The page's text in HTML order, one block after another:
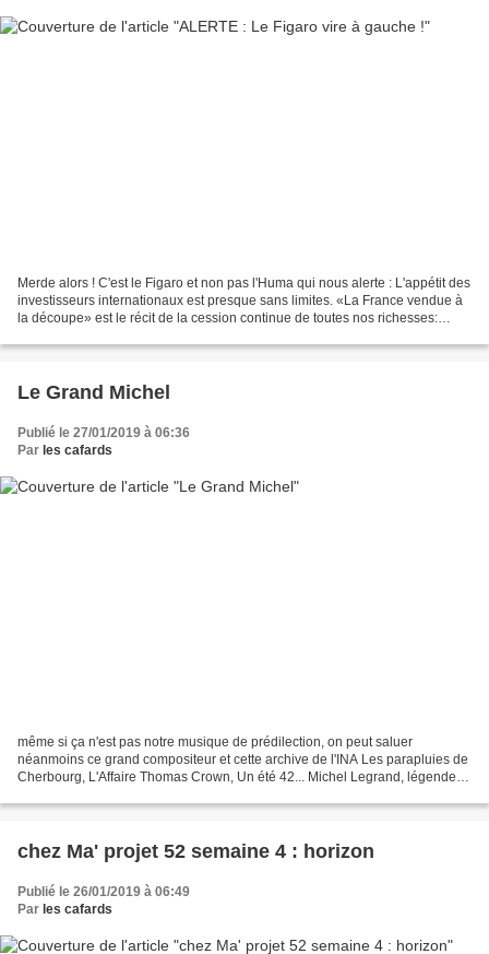
Merde alors ! C'est le Figaro et non pas l'Huma qui nous alerte : L'appétit des
investisseurs internationaux est presque sans limites. «La France vendue à
la découpe» est le récit de la cession continue de toutes nos richesses:
Le Grand Michel
Publié le 27/01/2019 à 06:36
Par les cafards
même si ça n'est pas notre musique de prédilection, on peut saluer
néanmoins ce grand compositeur et cette archive de l'INA Les parapluies de
Cherbourg, L'Affaire Thomas Crown, Un été 42... Michel Legrand, légende
chez Ma' projet 52 semaine 4 : horizon
Publié le 26/01/2019 à 06:49
Par les cafards